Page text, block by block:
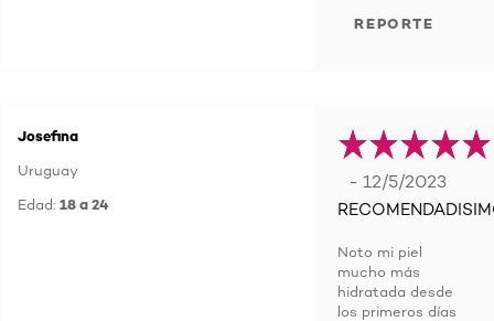
REPORTE
Josefina
Uruguay
Edad: 18 a 24
- 12/5/2023
Noto mi piel
mucho más
hidratada desde
los primeros días